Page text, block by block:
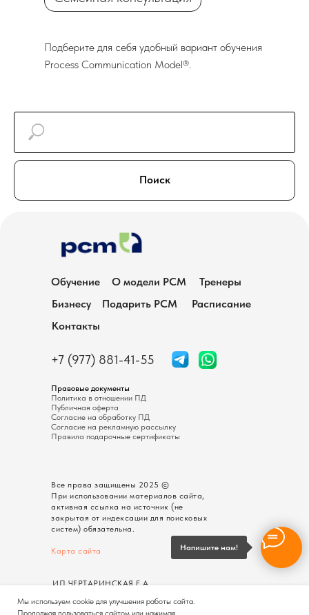
Подберите для себя удобный вариант обучения
Process Communication Model®.
Поиск
+7 (977) 881-41-55
Обучение Тренеры
О модели РСМ
Бизнесу
Контакты
ИП ЧЕРТАРИНСКАЯ Е.А.
Все права защищены 2025 ©
При использовании материалов сайта,
активная ссылка на источник (не
закрытая от индексации для поисковых
систем) обязательна.
Карта сайта
Подарить PCM
Правовые документы
Политика в отношении ПД
Публичная оферта
Согласие на обработку ПД
Согласие на рекламную рассылку
Правила подарочные сертификаты
Расписание
Напишите нам!
Мы используем cookie для улучшения работы сайта.
Продолжая пользоваться сайтом или нажимая